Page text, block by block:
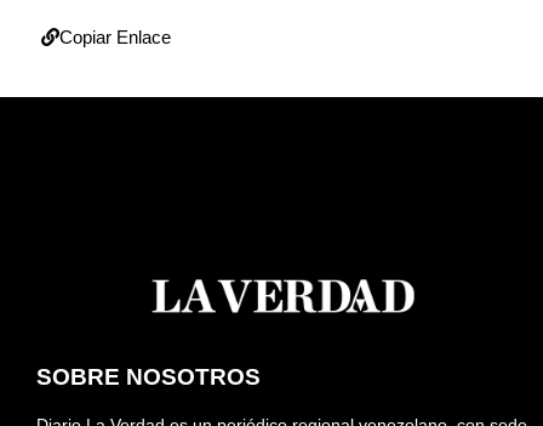
Copiar Enlace
SOBRE NOSOTROS